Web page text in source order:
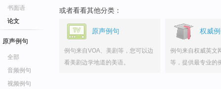
书面语
论文
原声例句
全部
音频例句
视频例句
或者看看其他分类：
原声例句
例句来自VOA、美剧等，您可以边
看美剧边学地道的美语。
权威
例句来自权威英文
等，提供最专业的